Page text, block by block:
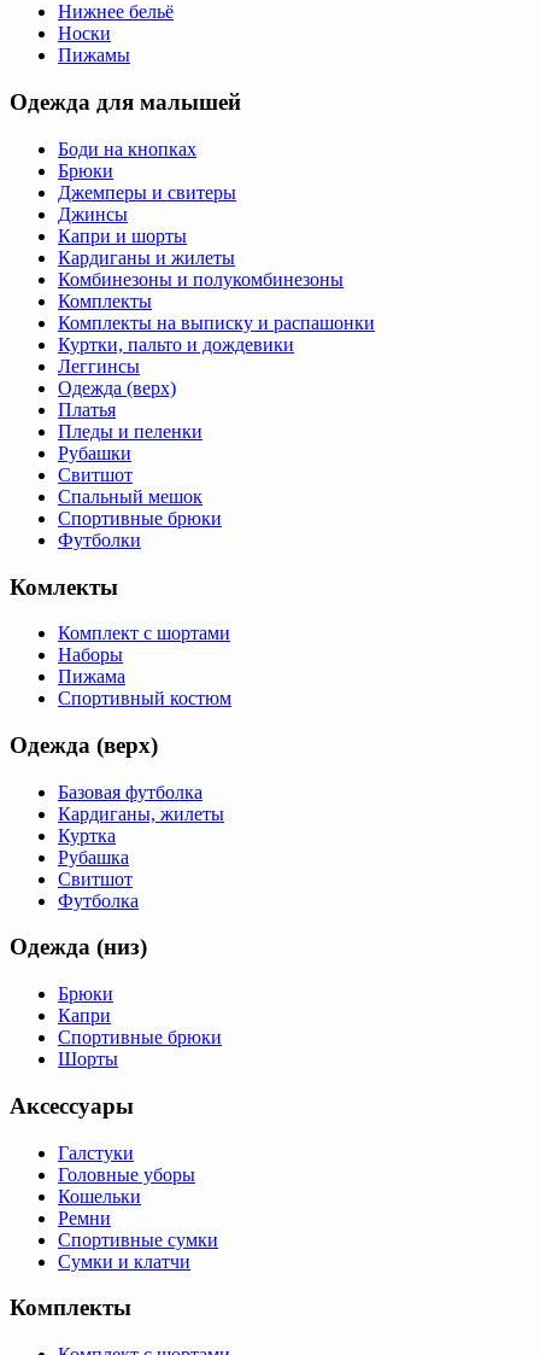
Нижнее бельё
Носки
Пижамы
Одежда для малышей
Боди на кнопках
Брюки
Джемперы и свитеры
Джинсы
Капри и шорты
Кардиганы и жилеты
Комбинезоны и полукомбинезоны
Комплекты
Комплекты на выписку и распашонки
Куртки, пальто и дождевики
Леггинсы
Одежда (верх)
Платья
Пледы и пеленки
Рубашки
Свитшот
Спальный мешок
Спортивные брюки
Футболки
Комлекты
Комплект с шортами
Наборы
Пижама
Спортивный костюм
Одежда (верх)
Базовая футболка
Кардиганы, жилеты
Куртка
Рубашка
Свитшот
Футболка
Одежда (низ)
Брюки
Капри
Спортивные брюки
Шорты
Аксессуары
Галстуки
Головные уборы
Кошельки
Ремни
Спортивные сумки
Сумки и клатчи
Комплекты